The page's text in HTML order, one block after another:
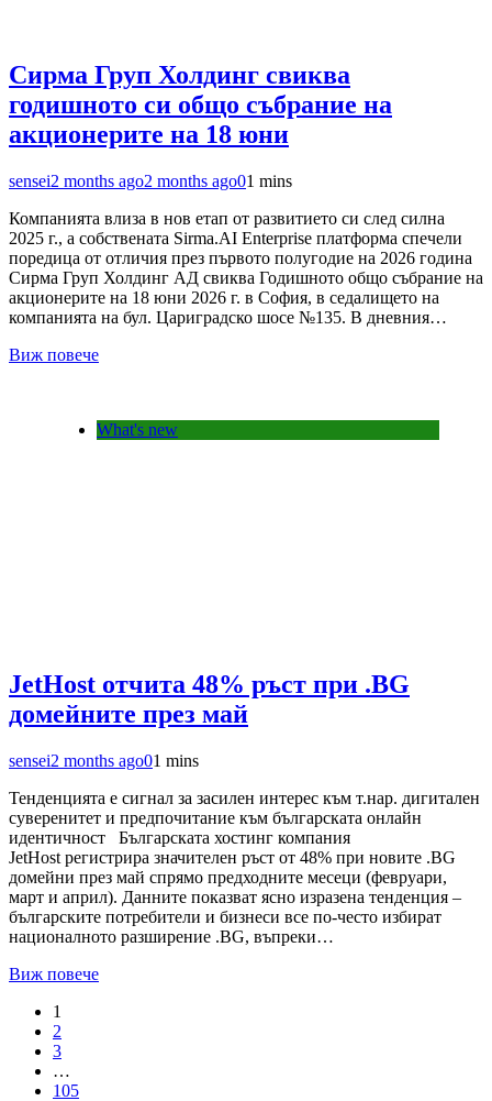
Сирма Груп Холдинг свиква
годишното си общо събрание на
акционерите на 18 юни
sensei2 months ago2 months ago01 mins
Компанията влиза в нов етап от развитието си след силна
2025 г., а собствената Sirma.AI Enterprise платформа спечели
поредица от отличия през първото полугодие на 2026 година
Сирма Груп Холдинг АД свиква Годишното общо събрание на
акционерите на 18 юни 2026 г. в София, в седалището на
компанията на бул. Цариградско шосе №135. В дневния…
Виж повече
What's new
JetHost отчита 48% ръст при .BG
домейните през май
sensei2 months ago01 mins
Тенденцията е сигнал за засилен интерес към т.нар. дигитален
суверенитет и предпочитание към българската онлайн
идентичност Българската хостинг компания
JetHost регистрира значителен ръст от 48% при новите .BG
домейни през май спрямо предходните месеци (февруари,
март и април). Данните показват ясно изразена тенденция –
българските потребители и бизнеси все по-често избират
националното разширение .BG, въпреки…
Виж повече
1
2
3
…
105